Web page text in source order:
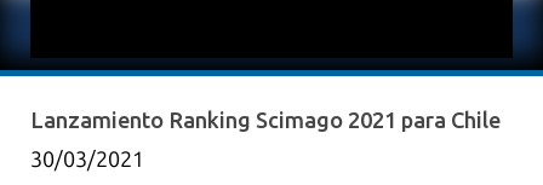
Lanzamiento Ranking Scimago 2021 para Chile
30/03/2021